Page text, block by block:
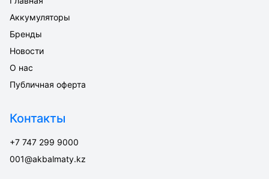
Аккумуляторы
Бренды
Новости
О нас
Публичная оферта
Контакты
+7 747 299 9000
001@akbalmaty.kz